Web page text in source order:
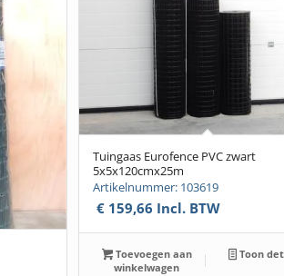
Tuingaas Eurofence PVC zwart
5x5x120cmx25m
Artikelnummer: 103619
€159,66 Incl. BTW
Toevoegen aan
winkelwagen
Toon